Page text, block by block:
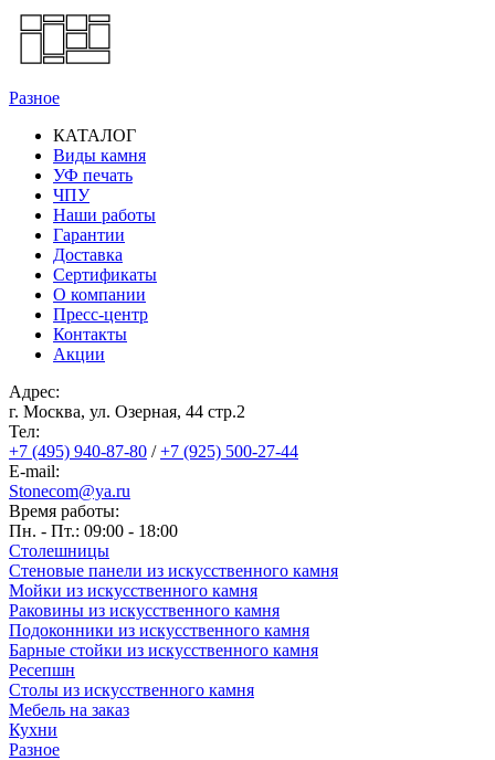
Разное
Основная
навигация
КАТАЛОГ
Виды камня
УФ печать
ЧПУ
Наши работы
Гарантии
Доставка
Сертификаты
О компании
Пресс-центр
Контакты
Акции
Адрес:
г. Москва, ул. Озерная, 44 cтр.2
Тел:
+7 (495) 940-87-80 /+7 (925) 500-27-44
E-mail:
Stonecom@ya.ru
Время работы:
Пн. - Пт.: 09:00 - 18:00
Столешницы
Стеновые панели из искусственного камня
Мойки из искусственного камня
Раковины из искусственного камня
Подоконники из искусственного камня
Барные стойки из искусственного камня
Ресепшн
Cтолы из искусственного камня
Мебель на заказ
Кухни
Разное